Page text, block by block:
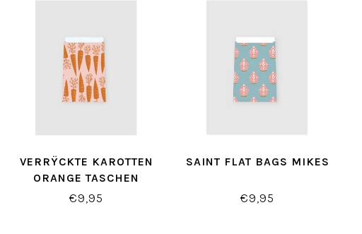
VERRŸCKTE KAROTTEN
ORANGE TASCHEN
€9,95
SAINT FLAT BAGS MIKES
€9,95